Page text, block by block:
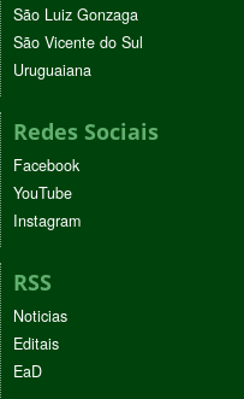
São Luiz Gonzaga
São Vicente do Sul
Uruguaiana
Redes Sociais
Facebook
YouTube
Instagram
RSS
Noticias
Editais
EaD